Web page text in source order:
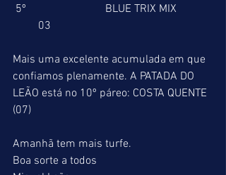
         03
Mais uma excelente acumulada em que
confiamos plenamente. A PATADA DO
LEÃO está no 10º páreo: COSTA QUENTE
(07)
Amanhã tem mais turfe.
Boa sorte a todos